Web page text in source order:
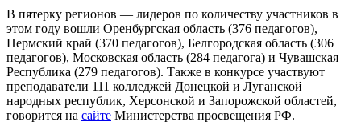
В пятерку регионов — лидеров по количеству участников в
этом году вошли Оренбургская область (376 педагогов),
Пермский край (370 педагогов), Белгородская область (306
педагогов), Московская область (284 педагога) и Чувашская
Республика (279 педагогов). Также в конкурсе участвуют
преподаватели 111 колледжей Донецкой и Луганской
народных республик, Херсонской и Запорожской областей,
говорится на сайте Министерства просвещения РФ.